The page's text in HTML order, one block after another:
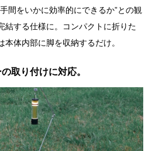
間をいかに効率的にできるか”との観
結する仕様に。コンパクトに折りた
体内部に脚を収納するだけ。
取り付けに対応。